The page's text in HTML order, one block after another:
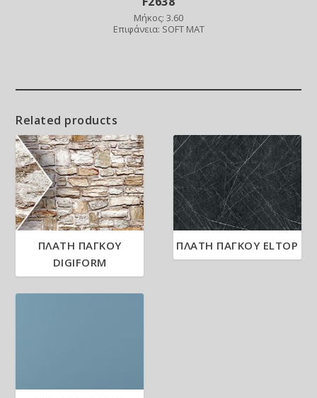
Μήκος: 3.60
Επιφάνεια: SOFT MAT
Related products
ΠΛΑΤΗ ΠΑΓΚΟΥ
DIGIFORM
ΠΛΑΤΗ ΠΑΓΚΟΥ ELTOP